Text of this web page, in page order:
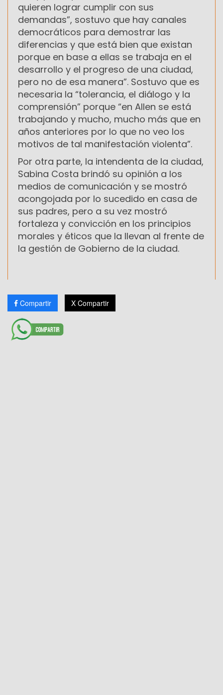
quieren lograr cumplir con sus
demandas”, sostuvo que hay canales
democráticos para demostrar las
diferencias y que está bien que existan
porque en base a ellas se trabaja en el
desarrollo y el progreso de una ciudad,
pero no de esa manera”. Sostuvo que es
necesaria la “tolerancia, el diálogo y la
comprensión” porque “en Allen se está
trabajando y mucho, mucho más que en
años anteriores por lo que no veo los
motivos de tal manifestación violenta”.
Por otra parte, la intendenta de la ciudad,
Sabina Costa brindó su opinión a los
medios de comunicación y se mostró
acongojada por lo sucedido en casa de
sus padres, pero a su vez mostró
fortaleza y convicción en los principios
morales y éticos que la llevan al frente de
la gestión de Gobierno de la ciudad.
Compartir X Compartir